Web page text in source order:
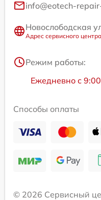
info@eotech-
Новослободская
Адрес сервисного
Режим работы:
Ежедневно с
Способы оплаты
© 2026 Сервисный